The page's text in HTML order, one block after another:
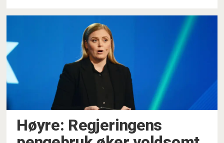
Høyre: Regjeringens